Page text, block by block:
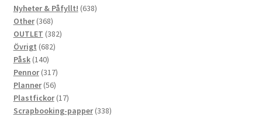
produkter
Nyheter & Påfyllt! 638638
Other 368368
produkter
OUTLET 382382
Övrigt 682682
Påsk 140140
produkter
Pennor 317317
produkter
Planner 5656
produkter
Plastfickor 1717
produkter
Scrapbooking-papper 338338